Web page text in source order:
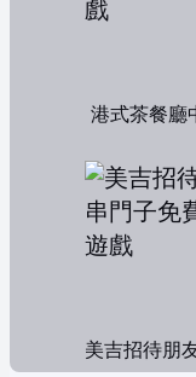
港式茶餐廳